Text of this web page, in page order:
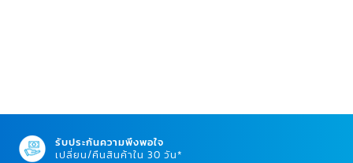
รับประกันความพึงพอใจ
เปลี่ยน/คืนสินค้าใน 30 วัน*